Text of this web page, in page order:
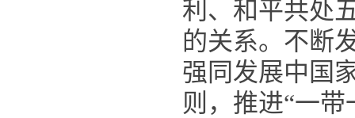
利、和平共处
的关系。不断
强同发展中国
则，推进“一